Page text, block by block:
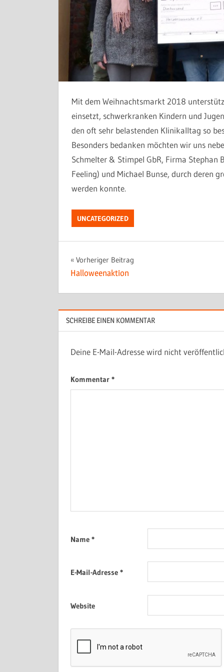
Mit dem Weihnachtsmarkt 2018
einsetzt, schwerkranken Kindern und
den oft sehr belastenden Klinikalltag so
Besonders bedanken möchten wir uns
Schmelter & Stimpel GbR, Firma Stephan
Feeling) und Michael Bunse, durch deren
werden konnte.
UNCATEGORIZED
Beitragsnavigation
Vorheriger Beitrag
Halloweenaktion
SCHREIBE EINEN KOMMENTAR
Deine E-Mail-Adresse wird nicht
Kommentar *
Name *
E-Mail-Adresse *
Website